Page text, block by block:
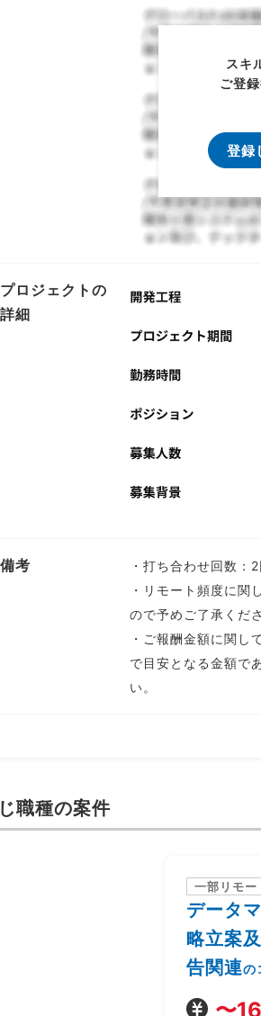
スキ
ご登
登録
プロジェクトの
詳細
備考
・打ち合わせ回数：2
・リモート頻度に関
ので予めご了承くだ
・ご報酬金額に関し
で目安となる金額で
い。
職種の案件
一部リモー
データ
略立案
告関連の
〜